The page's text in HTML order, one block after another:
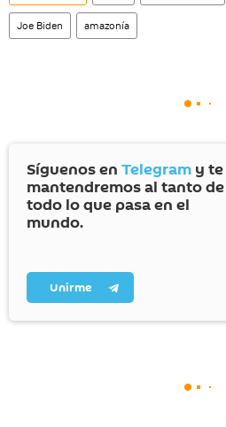
Joe Biden amazonía
Síguenos en Telegram y te
mantendremos al tanto de
todo lo que pasa en el
mundo.
Unirme